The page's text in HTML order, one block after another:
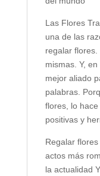
Las Flores
una de las
regalar
mismas. Y,
mejor aliado
palabras.
flores, lo
positivas y
Regalar
actos más
la actualidad